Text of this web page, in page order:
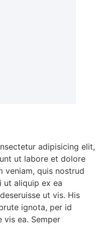
adipisicing elit,
ut labore et dolore
veniam, quis nostrud
ut aliquip ex ea
ut vis. His
ignota, per id
vis ea. Semper